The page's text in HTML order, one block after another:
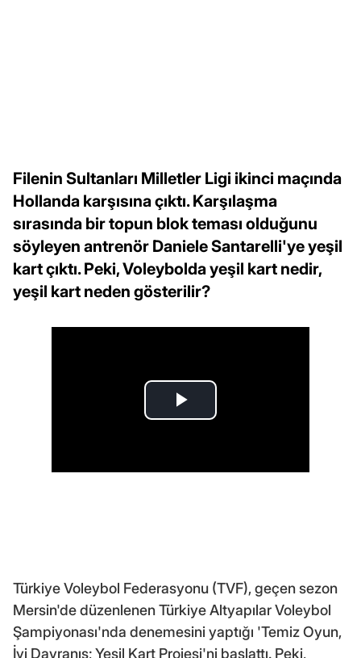
Filenin Sultanları Milletler Ligi ikinci maçında
Hollanda karşısına çıktı. Karşılaşma
sırasında bir topun blok teması olduğunu
söyleyen antrenör Daniele Santarelli'ye yeşil
kart çıktı. Peki, Voleybolda yeşil kart nedir,
yeşil kart neden gösterilir?
Türkiye Voleybol Federasyonu (TVF), geçen sezon
Mersin'de düzenlenen Türkiye Altyapılar Voleybol
Şampiyonası'nda denemesini yaptığı 'Temiz Oyun,
İyi Davranış; Yeşil Kart Projesi'ni başlattı. Peki,